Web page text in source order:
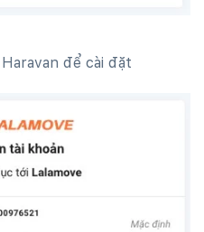
để cài đặt